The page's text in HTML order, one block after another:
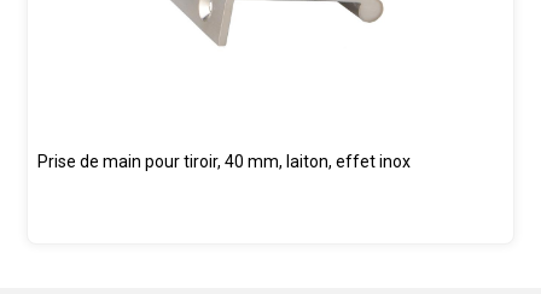
Prise de main pour tiroir, 40 mm, laiton, effet inox